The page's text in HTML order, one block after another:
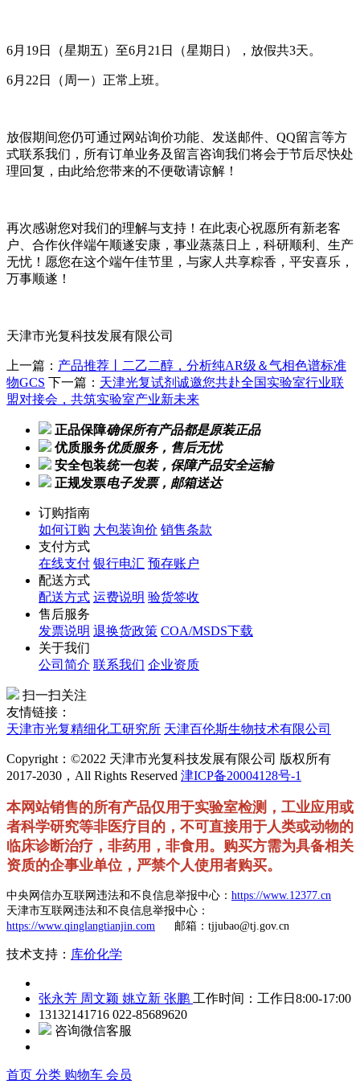
6月19日（星期五）至6月21日（星期日），放假共3天。
6月22日（周一）正常上班。
放假期间您仍可通过网站询价功能、发送邮件、QQ留言等方
式联系我们，所有订单业务及留言咨询我们将会于节后尽快处
理回复，由此给您带来的不便敬请谅解！
再次感谢您对我们的理解与支持！在此衷心祝愿所有新老客
户、合作伙伴端午顺遂安康，事业蒸蒸日上，科研顺利、生产
无忧！愿您在这个端午佳节里，与家人共享粽香，平安喜乐，
万事顺遂！
天津市光复科技发展有限公司
上一篇： 产品推荐丨二乙二醇，分析纯AR级＆气相色谱标准
物GCS 下一篇： 天津光复试剂诚邀您共赴全国实验室行业联
盟对接会，共筑实验室产业新未来
正品保障确保所有产品都是原装正品
优质服务优质服务，售后无忧
安全包装统一包装，保障产品安全运输
正规发票电子发票，邮箱送达
订购指南
如何订购 大包装询价 销售条款
支付方式
在线支付 银行电汇 预存账户
配送方式
配送方式 运费说明 验货签收
售后服务
发票说明 退换货政策 COA/MSDS下载
关于我们
公司简介 联系我们 企业资质
扫一扫关注
友情链接：
天津市光复精细化工研究所 天津百伦斯生物技术有限公司
Copyright：©2022 天津市光复科技发展有限公司 版权所有
2017-2030，All Rights Reserved 津ICP备20004128号-1
本网站销售的所有产品仅用于实验室检测，工业应用或
者科学研究等非医疗目的，不可直接用于人类或动物的
临床诊断治疗，非药用，非食用。购买方需为具备相关
资质的企事业单位，严禁个人使用者购买。
中央网信办互联网违法和不良信息举报中心： https://www.12377.cn
天津市互联网违法和不良信息举报中心：
https://www.qinglangtianjin.com 邮箱：tjjubao@tj.gov.cn
技术支持： 库价化学
张永芳 周文颖 姚立新 张鹏 工作时间：工作日8:00-17:00
13132141716 022-85689620
咨询微信客服
首页 分类 购物车 会员